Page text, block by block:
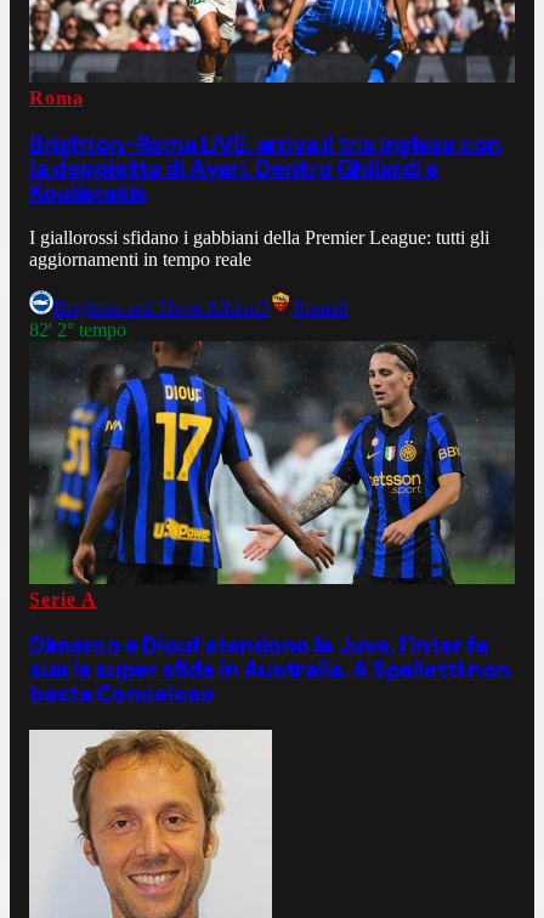
Roma
Brighton-Roma LIVE: arriva il tris inglese con
la doppietta di Ayari. Dentro Ghilardi e
Koulierakis
I giallorossi sfidano i gabbiani della Premier League: tutti gli
aggiornamenti in tempo reale
Brighton and Hove Albion3 Roma0
82' 2° tempo
Serie A
Dimarco e Diouf stendono la Juve, l'Inter fa
sua la super sfida in Australia. A Spalletti non
basta Conceicao